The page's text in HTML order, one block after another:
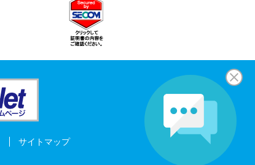
サイトマップ